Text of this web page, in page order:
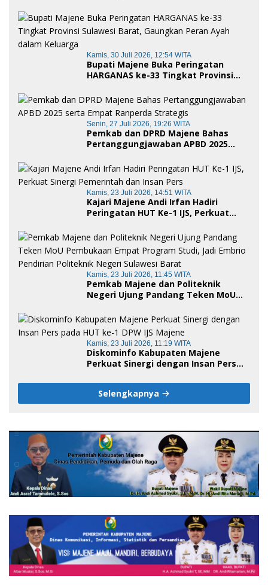
Kamis, 30 Juli 2026, 12:54 WITA
Bupati Majene Buka Peringatan
HARGANAS ke-33 Tingkat Provinsi
Ayah dalam Keluarga
Senin, 27 Juli 2026, 19:26 WITA
Pemkab dan DPRD Majene Bahas
Pertanggungjawaban APBD 2025
Kamis, 23 Juli 2026, 14:51 WITA
Kajari Majene Andi Irfan Hadiri
Peringatan HUT Ke-1 IJS, Perkuat
Kamis, 23 Juli 2026, 11:45 WITA
Pemkab Majene dan Politeknik
Negeri Ujung Pandang Teken MoU
Jadi Embrio Pendirian Politeknik
Negeri Sulawesi Barat
Kamis, 23 Juli 2026, 11:19 WITA
Diskominfo Kabupaten Majene
Perkuat Sinergi dengan Insan Pers
Selengkapnya